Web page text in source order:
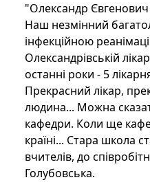
"Олександр
Наш незмінний
інфекційною
Олександрівській
останні роки - 5
Прекрасний лікар,
людина... Можна
кафедри. Коли ще
країні... Стара школа
вчителів, до
Голубовська.